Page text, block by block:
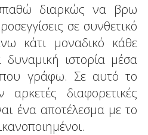
διαρκώς να βρω
σε συνθετικό
κάτι μοναδικό κάθε
ιστορία μέσα
γράφω. Σε αυτό το
διαφορετικές
ένα αποτέλεσμα με το